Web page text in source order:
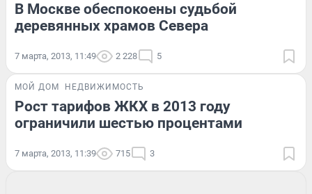
В Москве обеспокоены судьбой
деревянных храмов Севера
7 марта, 2013, 11:49 2 228 5
МОЙ ДОМ НЕДВИЖИМОСТЬ
Рост тарифов ЖКХ в 2013 году
ограничили шестью процентами
7 марта, 2013, 11:39 715 3